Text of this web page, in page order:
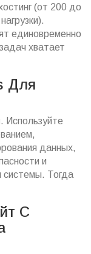
(от 200 до
единовременно
хватает
Для
Используйте
данных,
и
системы. Тогда
С